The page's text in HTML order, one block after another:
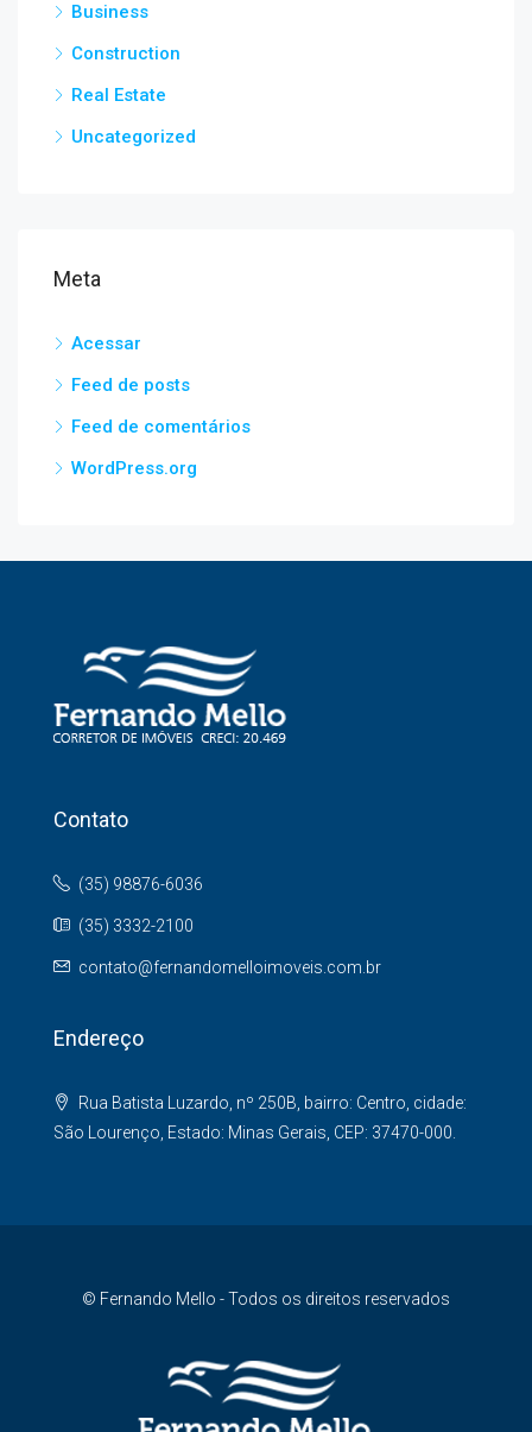
Business
Construction
Real Estate
Uncategorized
Meta
Acessar
Feed de posts
Feed de comentários
WordPress.org
Contato
(35) 98876-6036
(35) 3332-2100
contato@fernandomelloimoveis.com.br
Endereço
Rua Batista Luzardo, nº 250B, bairro: Centro, cidade:
São Lourenço, Estado: Minas Gerais, CEP: 37470-000.
© Fernando Mello - Todos os direitos reservados